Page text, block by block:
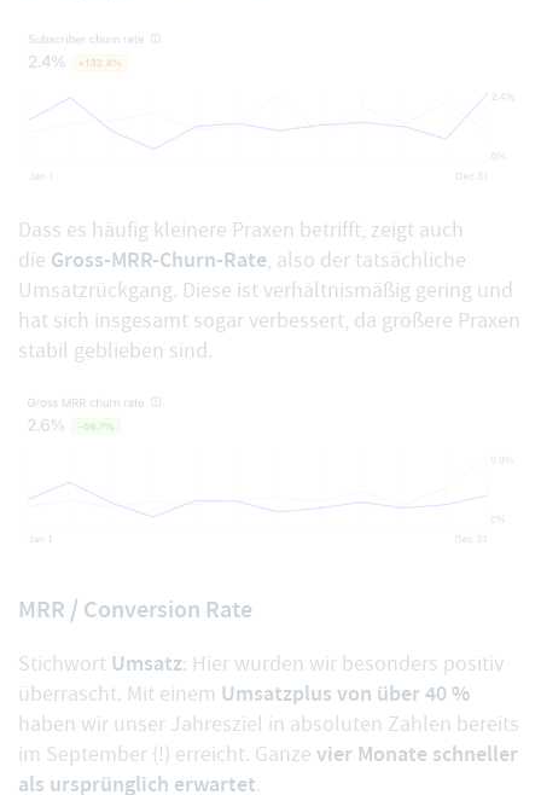
Dass es häufig kleinere Praxen betrifft, zeigt auch
die Gross-MRR-Churn-Rate, also der tatsächliche
Umsatzrückgang. Diese ist verhältnismäßig gering und
hat sich insgesamt sogar verbessert, da größere Praxen
stabil geblieben sind.
MRR / Conversion Rate
Stichwort Umsatz: Hier wurden wir besonders positiv
überrascht. Mit einem Umsatzplus von über 40 %
haben wir unser Jahresziel in absoluten Zahlen bereits
im September (!) erreicht. Ganze vier Monate schneller
als ursprünglich erwartet.